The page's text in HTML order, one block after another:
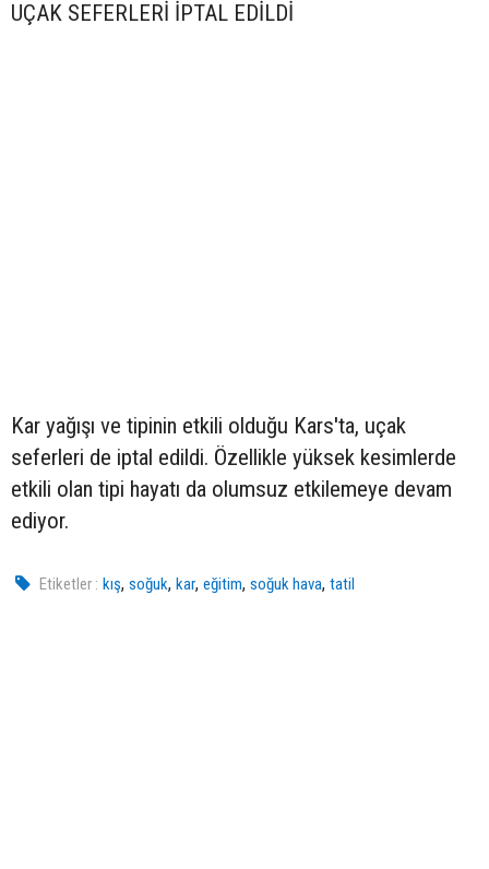
UÇAK SEFERLERİ İPTAL EDİLDİ
Kar yağışı ve tipinin etkili olduğu Kars'ta, uçak
seferleri de iptal edildi. Özellikle yüksek kesimlerde
etkili olan tipi hayatı da olumsuz etkilemeye devam
ediyor.
Etiketler : kış,soğuk,kar,eğitim,soğuk hava,tatil